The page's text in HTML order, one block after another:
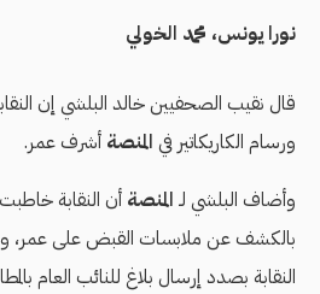
نورا يونس محمد الخولي
قال نقيب الصحفيين خالد البلشي إن
ورسام الكاريكاتير في المنصة أشرف عمر.
وأضاف البلشي لـ المنصة أن النقابة
بالكشف عن ملابسات القبض على عمر،
النقابة بصدد إرسال بلاغ للنائب العام